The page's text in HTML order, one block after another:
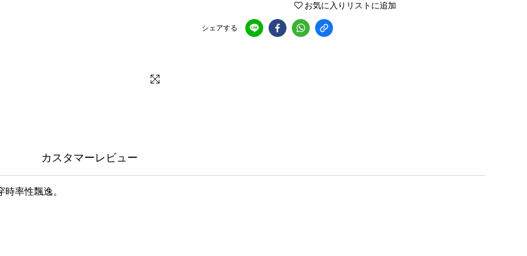
お気に入りリストに追加
シェアする
カスタマーレビュー
率性飄逸。